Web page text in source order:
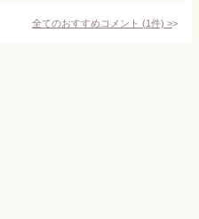
全てのおすすめコメント (1件) >